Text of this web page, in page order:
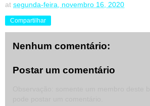
at segunda-feira, novembro 16, 2020
Compartilhar
Nenhum comentário:
Postar um comentário